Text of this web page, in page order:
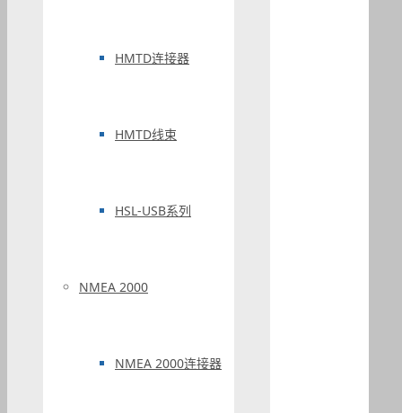
HMTD连接器
HMTD线束
HSL-USB系列
NMEA 2000
NMEA 2000连接器